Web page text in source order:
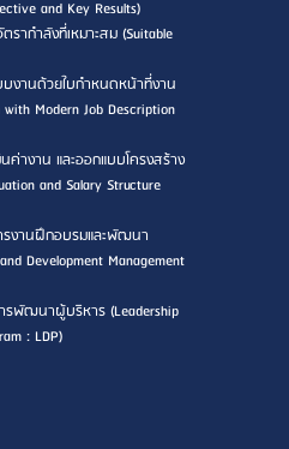
and Key Results)
ากำลังที่เหมาะสม (Suitable
งานด้วยใบกำหนดหน้าที่งาน
Modern Job Description
นค่างาน และออกแบบโครงสร้าง
and Salary Structure
งานฝึกอบรมและพัฒนา
Development Management
รพัฒนาผู้บริหาร (Leadership
: LDP)